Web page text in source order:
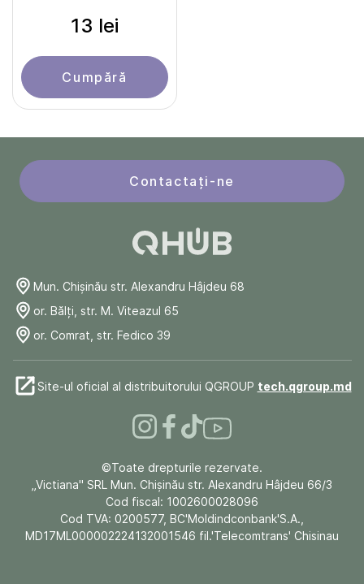
13 lei
Cumpără
Contactați-ne
Mun. Chişinău str. Alexandru Hâjdeu 68
or. Bălți, str. M. Viteazul 65
or. Comrat, str. Fedico 39
Site-ul oficial al distribuitorului QGROUP tech.qgroup.md
©Toate drepturile rezervate.
„Victiana" SRL Mun. Chişinău str. Alexandru Hâjdeu 66/3
Cod fiscal: 1002600028096
Cod TVA: 0200577, BC'Moldindconbank'S.A.,
MD17ML000002224132001546 fil.'Telecomtrans' Chisinau